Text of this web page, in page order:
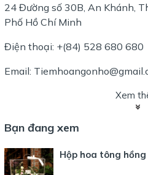
24 Đường số 30B, An Khánh,
Phố Hồ Chí Minh
Điện thoại: +(84) 528 680 680
Email:
Xem
Bạn đang xem
Hộp hoa tông